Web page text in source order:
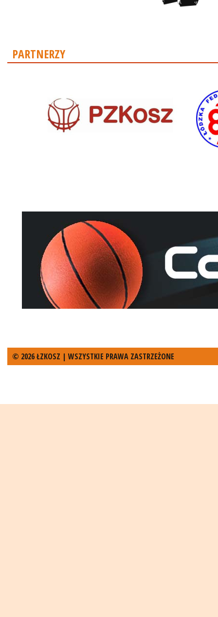
PARTNERZY
© 2026 ŁZKOSZ | WSZYSTKIE PRAWA ZASTRZEŻONE